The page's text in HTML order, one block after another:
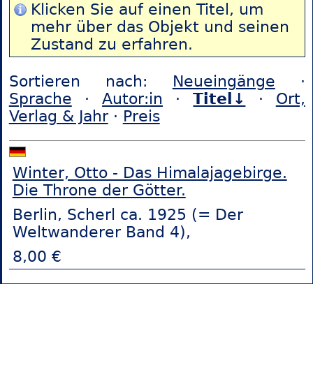
Klicken Sie auf einen Titel, um
mehr über das Objekt und seinen
Zustand zu erfahren.
Sortieren nach: Neueingänge ·
Sprache ·Autor:in ·Titel↓ · Ort,
Verlag & Jahr· Preis
Winter, Otto - Das Himalajagebirge.
Die Throne der Götter.
Berlin, Scherl ca. 1925 (= Der
Weltwanderer Band 4),
8,00 €